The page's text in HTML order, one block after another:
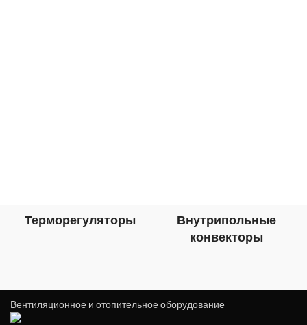
Терморегуляторы
Внутрипольные
конвекторы
Вентиляционное и отопительное оборудование